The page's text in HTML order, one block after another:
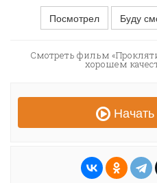
Посмотрел
Буду
Смотреть фильм
хорошем
Начать